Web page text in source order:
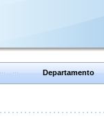
Departamento